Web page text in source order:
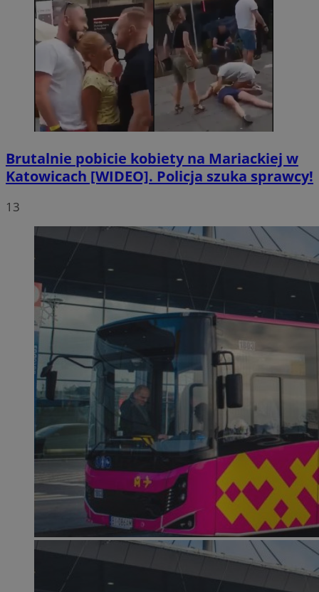
Brutalnie pobicie kobiety na Mariackiej w
Katowicach [WIDEO]. Policja szuka sprawcy!
13